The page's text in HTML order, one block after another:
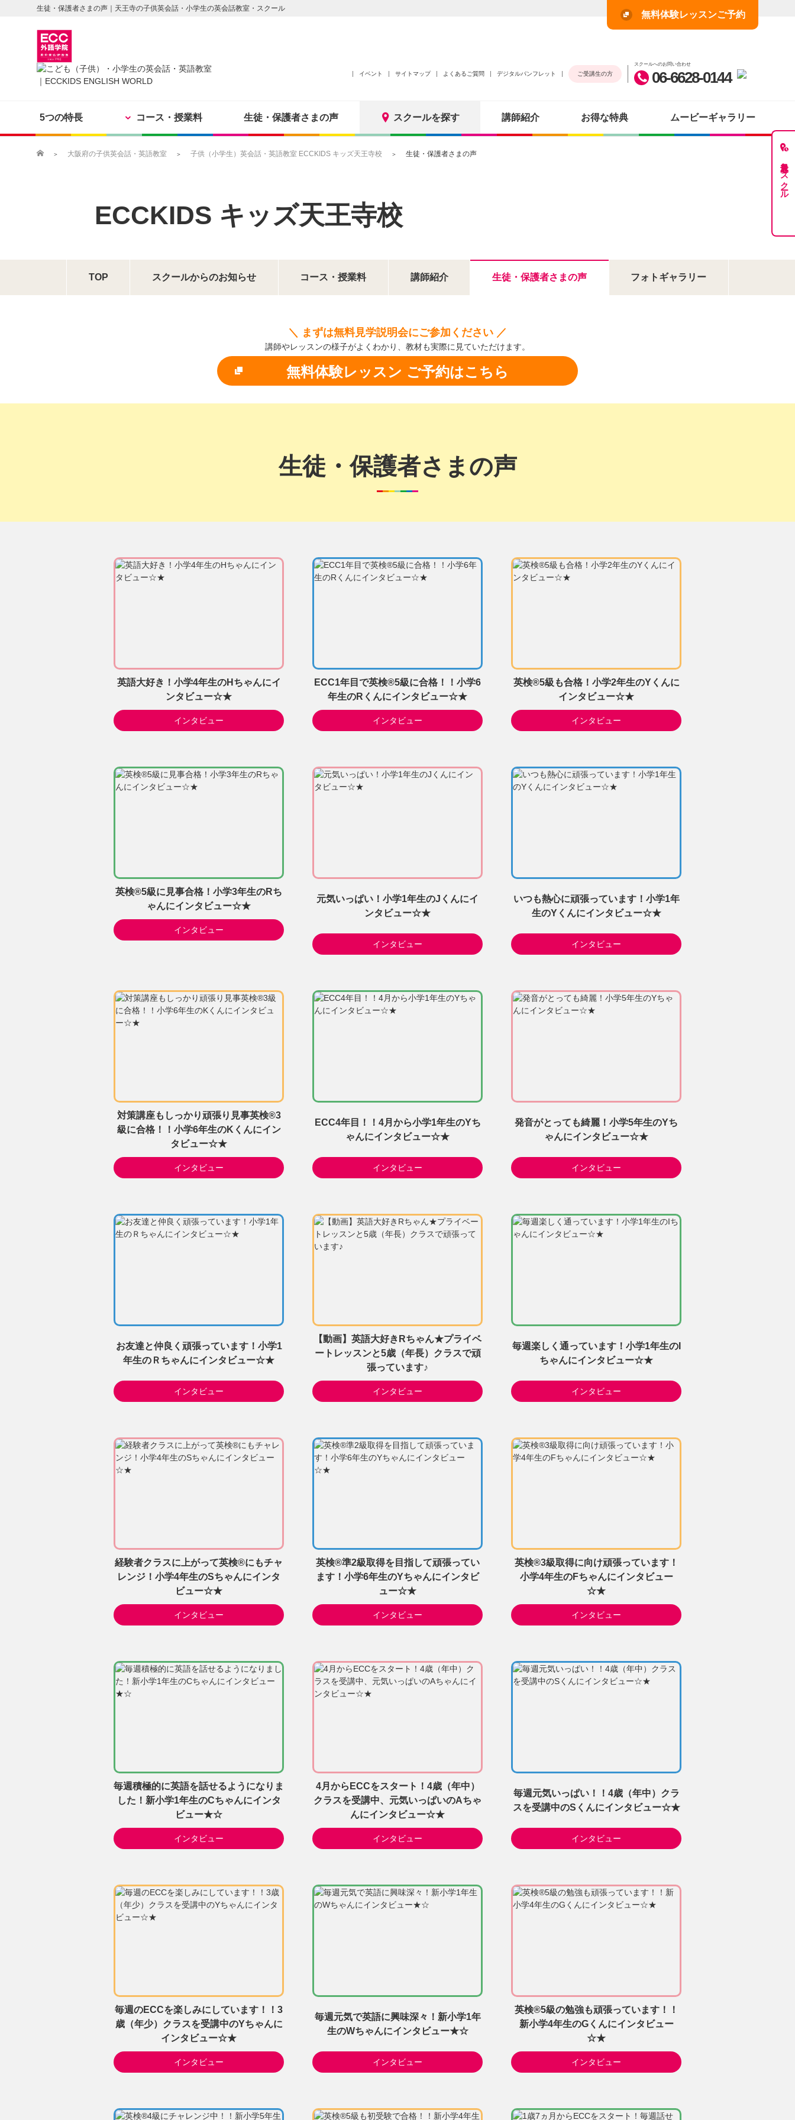
生徒・保護者さまの声｜天王寺の子供英会話・小学生の英会話教室・スクール
無料体験レッスンご予約
イベント サイトマップ よくあるご質問 デジタルパンフレット ご受講生の方
スクールへのお問い合わせ
06-6628-0144
5つの特長 コース・授業料 生徒・保護者さまの声 スクールを探す 講師紹介 お得な特典 ムービーギャラリー
最近見たスクール
大阪府の子供英会話・英語教室 子供（小学生）英会話・英語教室 ECCKIDS キッズ天王寺校 生徒・保護者さまの声
ECCKIDS キッズ天王寺校
TOP スクールからのお知らせ コース・授業料 講師紹介 生徒・保護者さまの声 フォトギャラリー
＼ まずは無料見学説明会にご参加ください ／
講師やレッスンの様子がよくわかり、 教材も実際に見ていただけます。
無料体験レッスン ご予約はこちら
生徒・保護者さまの声
英語大好き！小学4年生のHちゃんにイ
ンタビュー☆★
インタビュー
ECC1年目で英検®5級に合格！！小学6
年生のRくんにインタビュー☆★
インタビュー
英検®5級も合格！小学2年生のYくんに
インタビュー☆★
インタビュー
英検®5級に見事合格！小学3年生のRち
ゃんにインタビュー☆★
インタビュー
元気いっぱい！小学1年生のJくんにイ
ンタビュー☆★
インタビュー
いつも熱心に頑張っています！小学1年
生のYくんにインタビュー☆★
インタビュー
対策講座もしっかり頑張り見事英検®3
級に合格！！小学6年生のKくんにイン
タビュー☆★
インタビュー
ECC4年目！！4月から小学1年生のYち
ゃんにインタビュー☆★
インタビュー
発音がとっても綺麗！小学5年生のYち
ゃんにインタビュー☆★
インタビュー
お友達と仲良く頑張っています！小学1
年生のＲちゃんにインタビュー☆★
インタビュー
【動画】英語大好きRちゃん★プライベ
ートレッスンと5歳（年長）クラスで頑
張っています♪
インタビュー
毎週楽しく通っています！小学1年生のI
ちゃんにインタビュー☆★
インタビュー
経験者クラスに上がって英検®にもチャ
レンジ！小学4年生のSちゃんにインタ
ビュー☆★
インタビュー
英検®準2級取得を目指して頑張ってい
ます！小学6年生のYちゃんにインタビ
ュー☆★
インタビュー
英検®3級取得に向け頑張っています！
小学4年生のFちゃんにインタビュー
☆★
インタビュー
毎週積極的に英語を話せるようになりま
した！新小学1年生のCちゃんにインタ
ビュー★☆
インタビュー
4月からECCをスタート！4歳（年中）
クラスを受講中、元気いっぱいのAちゃ
んにインタビュー☆★
インタビュー
毎週元気いっぱい！！4歳（年中）クラ
スを受講中のSくんにインタビュー☆★
インタビュー
毎週のECCを楽しみにしています！！3
歳（年少）クラスを受講中のYちゃんに
インタビュー☆★
インタビュー
毎週元気で英語に興味深々！新小学1年
生のWちゃんにインタビュー★☆
インタビュー
英検®5級の勉強も頑張っています！！
新小学4年生のGくんにインタビュー
☆★
インタビュー